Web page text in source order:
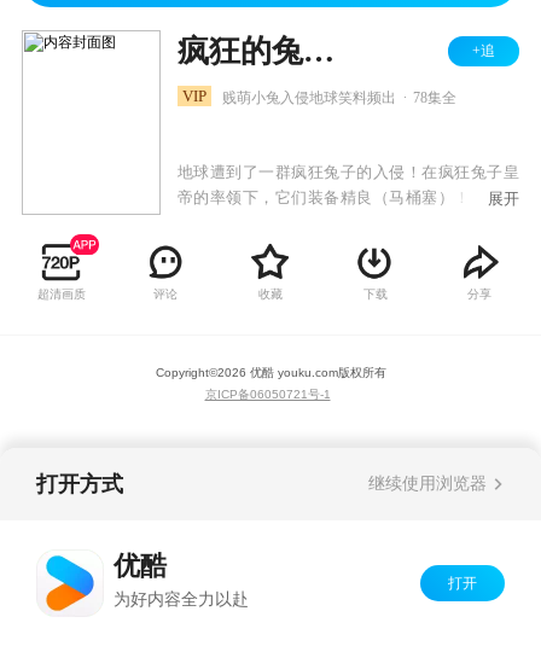
疯狂的兔子 第一季 +追
VIP 贱萌小兔入侵地球笑料频出 78集全
地球遭到了一群疯狂兔子的入侵！在疯狂兔子皇
帝的率领下，它们装备精良（马桶塞）！它们视
淹没）！它们不攻占地球消灭人类决不罢休！
展开
超清画质 评论 收藏 下载 分享
Copyright©2026 优酷 youku.com版权所有
京ICP备06050721号-1
打开方式 继续使用浏览器
优酷
为好内容全力以赴
打开